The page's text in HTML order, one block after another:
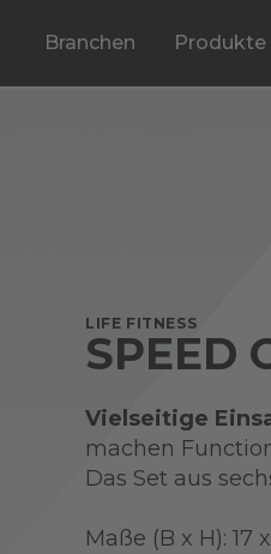
Branchen Produkte
LIFE FITNESS
SPEED
Vielseitige
machen
Das Set aus
Maße (B x H): 17